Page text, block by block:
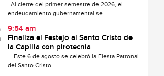
Al cierre del primer semestre de 2026, el
endeudamiento gubernamental se...
9:54 am
Finaliza el Festejo al Santo Cristo de
la Capilla con pirotecnia
Este 6 de agosto se celebró la Fiesta Patronal
del Santo Cristo...